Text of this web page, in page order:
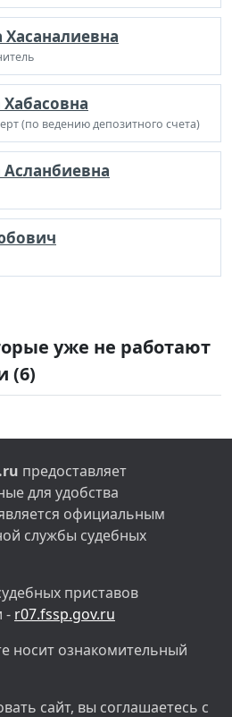
Хасаналиевна
(по ведению депозитного счета)
уже не работают
(6)
предоставляет
для удобства
официальным
службы судебных
приставов
- r07.fssp.gov.ru
носит ознакомительный
сайт, вы соглашаетесь с